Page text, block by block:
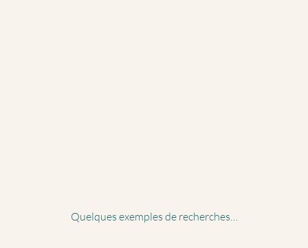
Quelques exemples de recherches…